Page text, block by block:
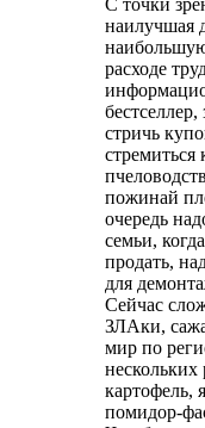
наилучшая
расходе
стричь
стремиться
пожинай
очередь
семьи,
продать,
для
Сейчас
ЗЛАки,
мир по
картофель,
помидор-